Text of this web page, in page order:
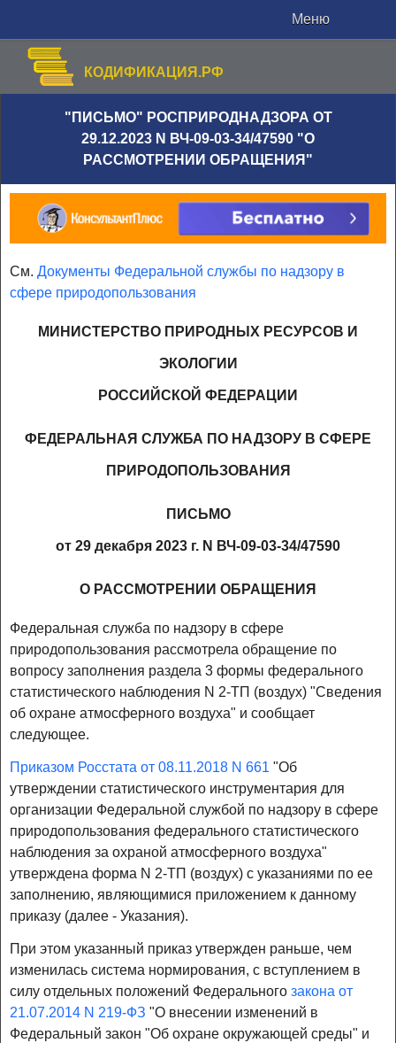
Меню
КОДИФИКАЦИЯ.РФ
"ПИСЬМО" РОСПРИРОДНАДЗОРА ОТ
29.12.2023 N ВЧ-09-03-34/47590 "О
РАССМОТРЕНИИ ОБРАЩЕНИЯ"
См. Документы Федеральной службы по надзору в
сфере природопользования
МИНИСТЕРСТВО ПРИРОДНЫХ РЕСУРСОВ И
ЭКОЛОГИИ
РОССИЙСКОЙ ФЕДЕРАЦИИ
ФЕДЕРАЛЬНАЯ СЛУЖБА ПО НАДЗОРУ В СФЕРЕ
ПРИРОДОПОЛЬЗОВАНИЯ
ПИСЬМО
от 29 декабря 2023 г. N ВЧ-09-03-34/47590
О РАССМОТРЕНИИ ОБРАЩЕНИЯ
Федеральная служба по надзору в сфере
природопользования рассмотрела обращение по
вопросу заполнения раздела 3 формы федерального
статистического наблюдения N 2-ТП (воздух) "Сведения
об охране атмосферного воздуха" и сообщает
следующее.
Приказом Росстата от 08.11.2018 N 661 "Об
утверждении статистического инструментария для
организации Федеральной службой по надзору в сфере
природопользования федерального статистического
наблюдения за охраной атмосферного воздуха"
утверждена форма N 2-ТП (воздух) с указаниями по ее
заполнению, являющимися приложением к данному
приказу (далее - Указания).
При этом указанный приказ утвержден раньше, чем
изменилась система нормирования, с вступлением в
силу отдельных положений Федерального закона от
21.07.2014 N 219-ФЗ "О внесении изменений в
Федеральный закон "Об охране окружающей среды" и